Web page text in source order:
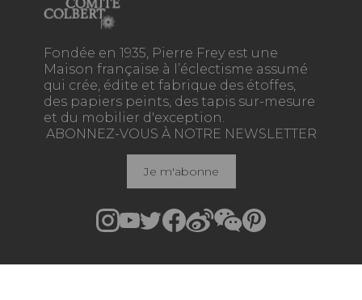
Fondée en 1935, Pierre Frey est une
Maison française à l’éclectisme assumé
qui crée, édite et fabrique des étoffes,
des papiers peints, des tapis sur-mesure
et du mobilier d'exception.
ABONNEZ-VOUS À NOTRE NEWSLETTER
Je m'abonne